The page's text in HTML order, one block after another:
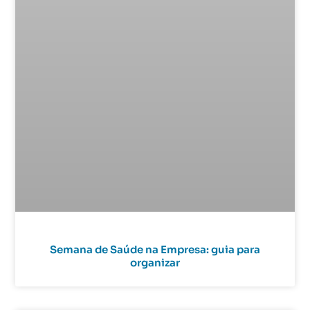
Semana de Saúde na Empresa: guia para
organizar